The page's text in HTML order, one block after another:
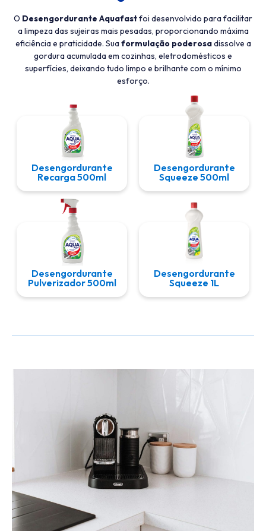
O Desengordurante Aquafastfoi desenvolvido para facilitar
a limpeza das sujeiras mais pesadas, proporcionando máxima
eficiência e praticidade. Suaformulação poderosadissolve a
gordura acumulada em cozinhas, eletrodomésticos e
superfícies, deixando tudo limpo e brilhante com o mínimo
esforço.
Desengordurante
Recarga 500ml
Desengordurante
Squeeze 500ml
Desengordurante
Pulverizador 500ml
Desengordurante
Squeeze 1L